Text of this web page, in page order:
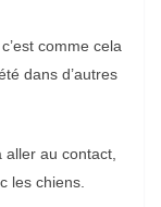
comme cela
dans d’autres
aller au contact,
les chiens.